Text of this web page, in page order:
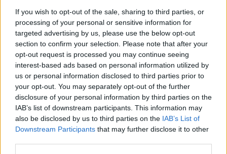
If you wish to opt-out of the sale, sharing to third parties, or
processing of your personal or sensitive information for
targeted advertising by us, please use the below opt-out
section to confirm your selection. Please note that after your
opt-out request is processed you may continue seeing
interest-based ads based on personal information utilized by
us or personal information disclosed to third parties prior to
your opt-out. You may separately opt-out of the further
disclosure of your personal information by third parties on the
IAB’s list of downstream participants. This information may
also be disclosed by us to third parties on the IAB’s List of
Downstream Participants that may further disclose it to other
Fordchefen ville inte experimentera
Den första idén omen modern familjebuss dök upp
nästan samtidigt hos Ford och Chrysler, redan i början av
1970-talet. Hos Chrysler lades projektet ned eftersom
företagets dåvarande styrelseordförande sa att Ford eller